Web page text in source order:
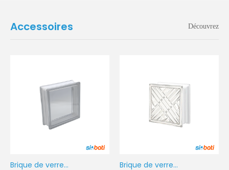
Accessoires Découvrez
Brique de verre
Brique de verre